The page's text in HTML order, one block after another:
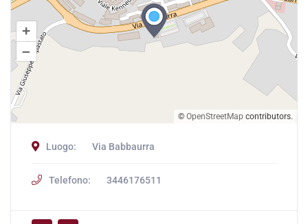
+
–
© OpenStreetMap contributors.
Luogo: Via Babbaurra
Telefono: 3446176511